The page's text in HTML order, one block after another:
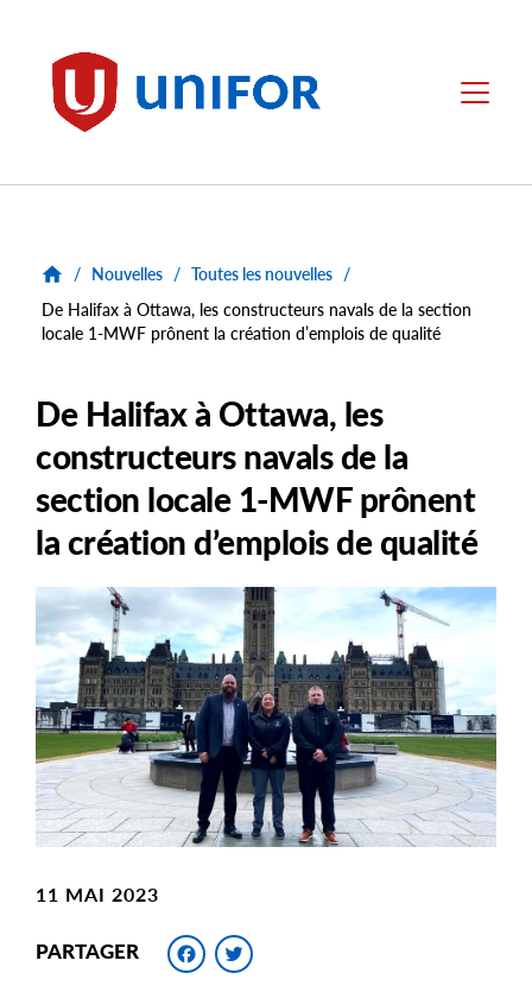
Unifor Menu
/ Nouvelles / Toutes les nouvelles /
De Halifax à Ottawa, les constructeurs navals de la section
locale 1-MWF prônent la création d’emplois de qualité
De Halifax à Ottawa, les
constructeurs navals de la
section locale 1-MWF prônent
la création d’emplois de qualité
Main
Image
Image
11 MAI 2023
PARTAGER Facebook